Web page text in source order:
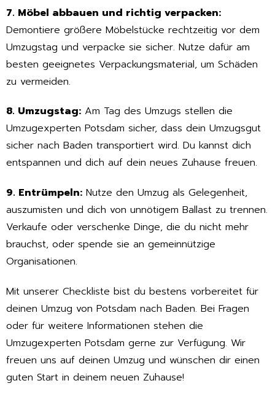
7. Möbel abbauen und richtig verpacken:
Demontiere größere Möbelstücke rechtzeitig vor dem
Umzugstag und verpacke sie sicher. Nutze dafür am
besten geeignetes Verpackungsmaterial, um Schäden
zu vermeiden.
8. Umzugstag: Am Tag des Umzugs stellen die
Umzugexperten Potsdam sicher, dass dein Umzugsgut
sicher nach Baden transportiert wird. Du kannst dich
entspannen und dich auf dein neues Zuhause freuen.
9. Entrümpeln: Nutze den Umzug als Gelegenheit,
auszumisten und dich von unnötigem Ballast zu trennen.
Verkaufe oder verschenke Dinge, die du nicht mehr
brauchst, oder spende sie an gemeinnützige
Organisationen.
Mit unserer Checkliste bist du bestens vorbereitet für
deinen Umzug von Potsdam nach Baden. Bei Fragen
oder für weitere Informationen stehen die
Umzugexperten Potsdam gerne zur Verfügung. Wir
freuen uns auf deinen Umzug und wünschen dir einen
guten Start in deinem neuen Zuhause!